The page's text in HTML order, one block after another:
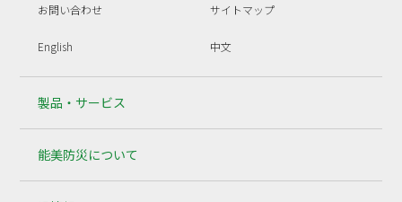
お問い合わせ サイトマップ
English 中文
製品・サービス
能美防災について